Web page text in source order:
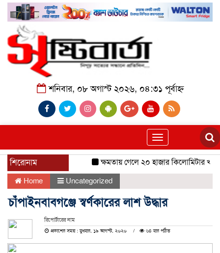
শনিবার, ০৮ অগাস্ট ২০২৬, ০৪:৩১ পূর্বাহ্ন
Toggle
navigation
শিরোনাম ক্ষমতায় গেলে ২০ হাজার কিলোমিটার খাল
Home Uncategorized
চাঁপাইনবাবগঞ্জে স্বর্ণকারের লাশ উদ্ধার
রিপোর্টারের নাম
প্রকাশের সময় : বুধবার, ১৯ আগস্ট, ২০২০
৬৪ বার পঠিত